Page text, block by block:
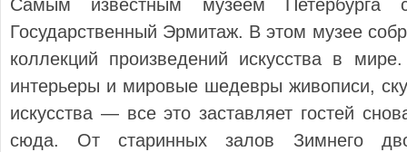
Самым известным музеем Петербурга
Государственный Эрмитаж. В этом музее
коллекций произведений искусства в
интерьеры и мировые шедевры живописи,
искусства — все это заставляет гостей
сюда. От старинных залов Зимнего